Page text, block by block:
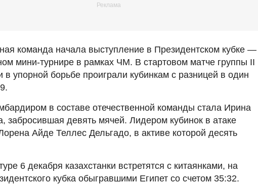
команда начала выступление в Президентском кубке —
мини-турнире в рамках ЧМ. В стартовом матче группы II
в упорной борьбе проиграли кубинкам с разницей в один
в составе отечественной команды стала Ирина
забросившая девять мячей. Лидером кубинок в атаке
Айде Теллес Дельгадо, в активе которой десять
6 декабря казахстанки встретятся с китаянками, на
кубка обыгравшими Египет со счетом 35:32.